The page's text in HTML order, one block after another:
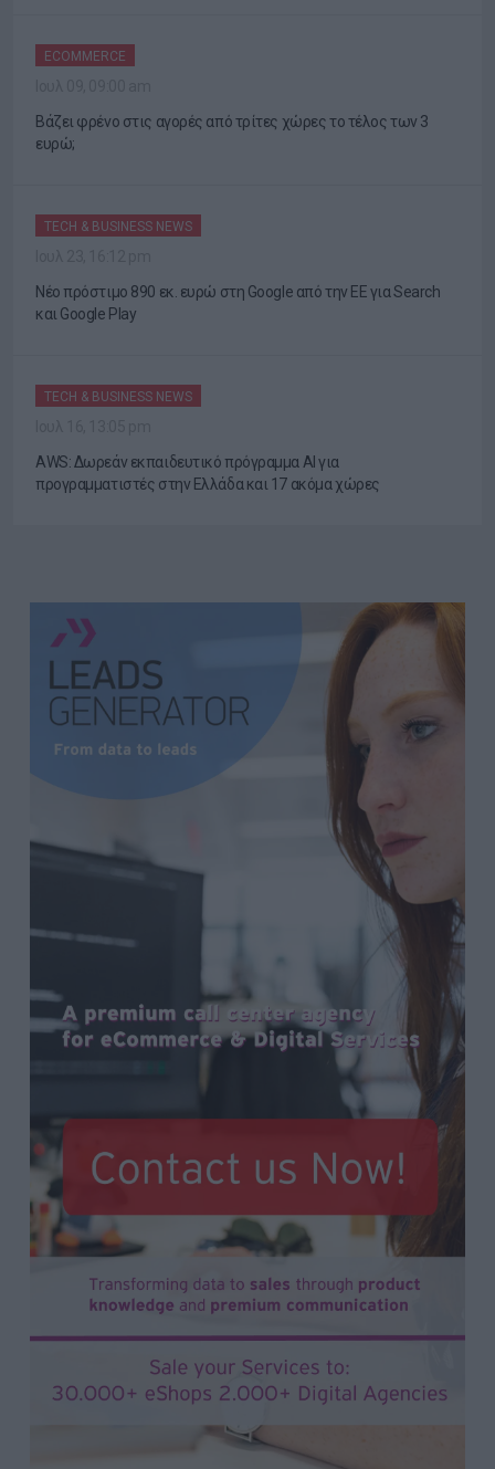
ECOMMERCE
Βάζει φρένο στις αγορές από τρίτες χώρες το τέλος των 3
ευρώ;
TECH & BUSINESS NEWS
Νέο πρόστιμο 890 εκ. ευρώ στη Google από την ΕΕ για Search
και Google Play
TECH & BUSINESS NEWS
AWS: Δωρεάν εκπαιδευτικό πρόγραμμα AI για
προγραμματιστές στην Ελλάδα και 17 ακόμα χώρες